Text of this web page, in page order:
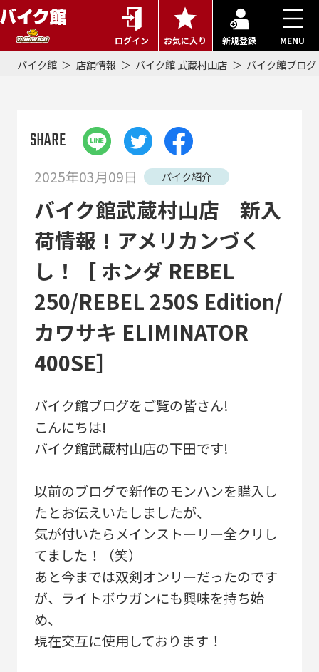
ログイン お気に入り 新規登録 MENU
バイク館 店舗情報 バイク館 武蔵村山店 バイク館ブログ
SHARE
2025年03月09日 バイク紹介
バイク館武蔵村山店 新入
荷情報！アメリカンづく
し！［ ホンダ REBEL
250/REBEL 250S Edition/
カワサキ ELIMINATOR
400SE］
バイク館ブログをご覧の皆さん!
こんにちは!
バイク館武蔵村山店の下田です!
以前のブログで新作のモンハンを購入し
たとお伝えいたしましたが、
気が付いたらメインストーリー全クリし
てました！（笑）
あと今までは双剣オンリーだったのです
が、ライトボウガンにも興味を持ち始
め、
現在交互に使用しております！